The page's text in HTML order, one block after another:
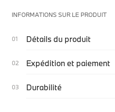
INFORMATIONS SUR LE PRODUIT
Détails du produit
Expédition et paiement
Durabilité